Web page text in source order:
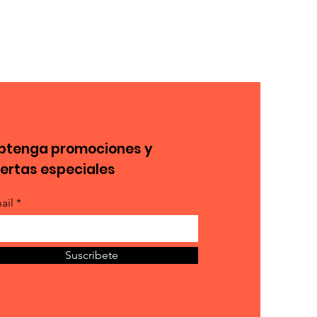
promociones y
especiales
*
Suscribete